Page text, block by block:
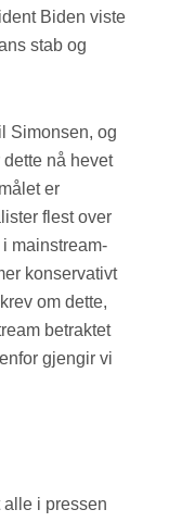
Biden viste
stab og
Simonsen, og
dette nå hevet
er
flest over
mainstream-
konservativt
om dette,
betraktet
gjengir vi
i pressen